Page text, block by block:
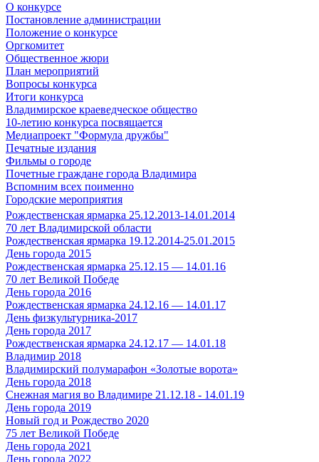
О конкурсе
Постановление администрации
Положение о конкурсе
Оргкомитет
Общественное жюри
План мероприятий
Вопросы конкурса
Итоги конкурса
Владимирское краеведческое общество
10-летию конкурса посвящается
Медиапроект "Формула дружбы"
Печатные издания
Фильмы о городе
Почетные граждане города Владимира
Вспомним всех поименно
Городские мероприятия
Рождественская ярмарка 25.12.2013-14.01.2014
70 лет Владимирской области
Рождественская ярмарка 19.12.2014-25.01.2015
День города 2015
Рождественская ярмарка 25.12.15 — 14.01.16
70 лет Великой Победе
День города 2016
Рождественская ярмарка 24.12.16 — 14.01.17
День физкультурника-2017
День города 2017
Рождественская ярмарка 24.12.17 — 14.01.18
Владимир 2018
Владимирский полумарафон «Золотые ворота»
День города 2018
Снежная магия во Владимире 21.12.18 - 14.01.19
День города 2019
Новый год и Рождество 2020
75 лет Великой Победе
День города 2021
День города 2022